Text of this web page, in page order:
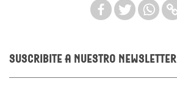
Suscribite a nuestro newsletter